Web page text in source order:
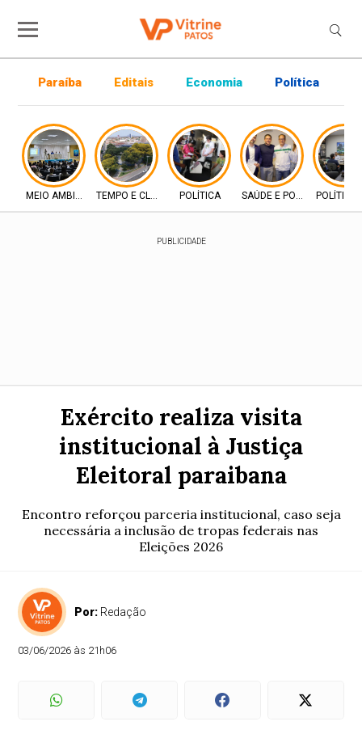
Paraíba Editais Economia Política
MEIO AMBIENTETEMPO E CLIMA POLÍTICA SAÚDE E POLÍTICAPOLÍTICA
PUBLICIDADE
Exército realiza visita
institucional à Justiça
Eleitoral paraibana
Encontro reforçou parceria institucional, caso seja
necessária a inclusão de tropas federais nas
Eleições 2026
Por: Redação
03/06/2026 às 21h06